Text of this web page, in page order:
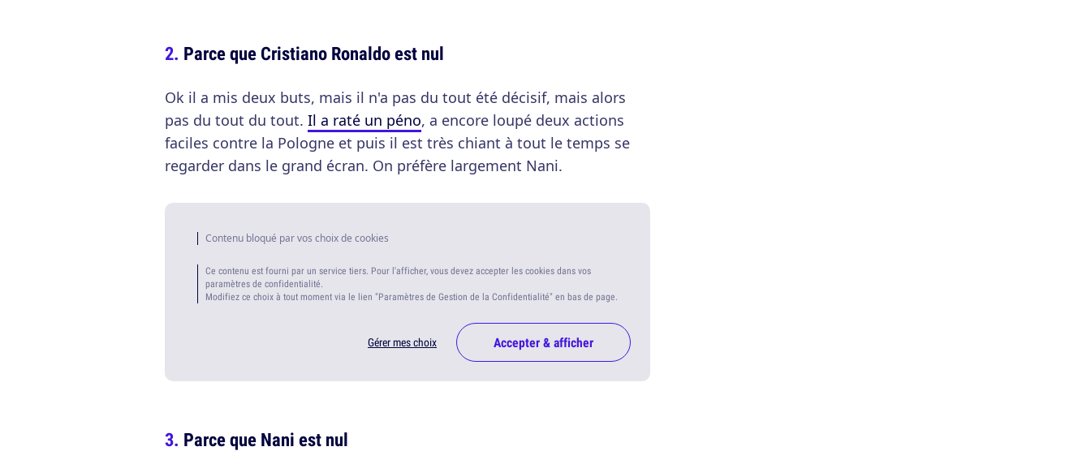
Parce que Cristiano Ronaldo est nul
Ok il a mis deux buts, mais il n'a pas du tout été décisif, mais alors
pas du tout du tout. Il a raté un péno, a encore loupé deux actions
faciles contre la Pologne et puis il est très chiant à tout le temps se
regarder dans le grand écran. On préfère largement Nani.
Contenu bloqué par vos choix de cookies
Ce contenu est fourni par un service tiers. Pour l'afficher, vous devez accepter les cookies dans vos
paramètres de confidentialité.
Modifiez ce choix à tout moment via le lien "Paramètres de Gestion de la Confidentialité" en bas de page.
Gérer mes choix Accepter & afficher
Parce que Nani est nul